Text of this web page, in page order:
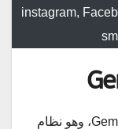
instagram,
أعلنت شركة جوجل عن إطلاق نظام Gemini، وهو نظام